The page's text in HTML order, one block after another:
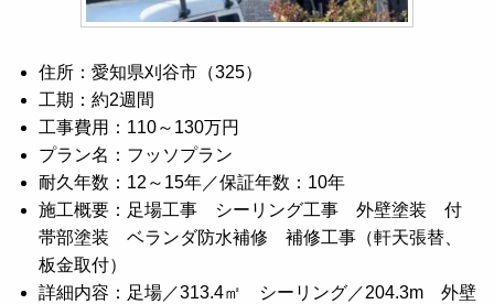
住所：愛知県刈谷市（325）
工期：約2週間
工事費用：110～130万円
プラン名：フッソプラン
耐久年数：12～15年／保証年数：10年
施工概要：足場工事 シーリング工事 外壁塗装 付
帯部塗装 ベランダ防水補修 補修工事（軒天張替、
板金取付）
詳細内容：足場／313.4㎡ シーリング／204.3m 外壁